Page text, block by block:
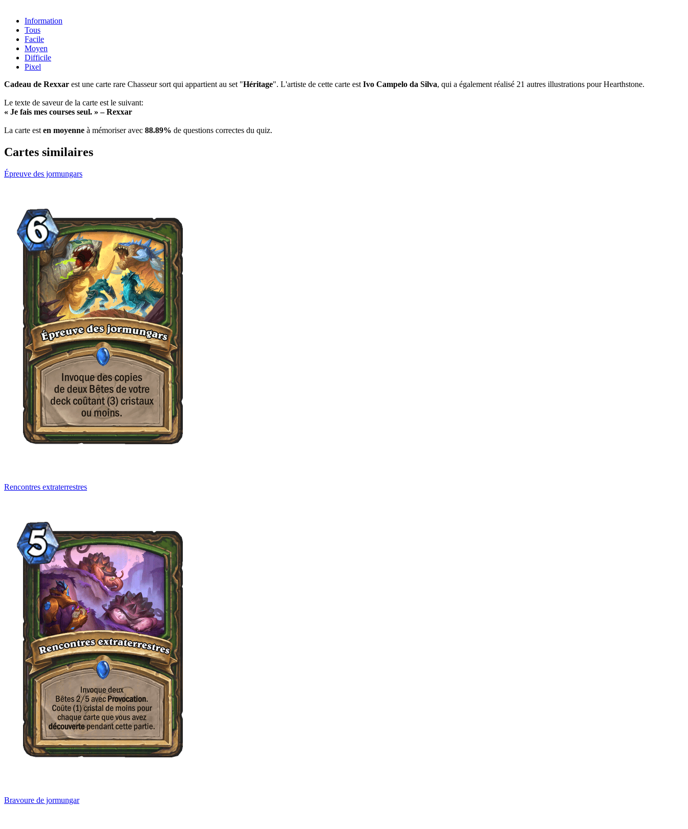
Information
Tous
Facile
Moyen
Difficile
Pixel
Cadeau de Rexxar est une carte rare Chasseur sort qui appartient au set "Héritage". L'artiste de cette carte est Ivo Campelo da Silva, qui a également réalisé 21 autres illustrations pour Hearthstone.
Le texte de saveur de la carte est le suivant:
« Je fais mes courses seul. » – Rexxar
La carte est en moyenne à mémoriser avec 88.89% de questions correctes du quiz.
Cartes similaires
Épreuve des jormungars
Rencontres extraterrestres
Bravoure de jormungar